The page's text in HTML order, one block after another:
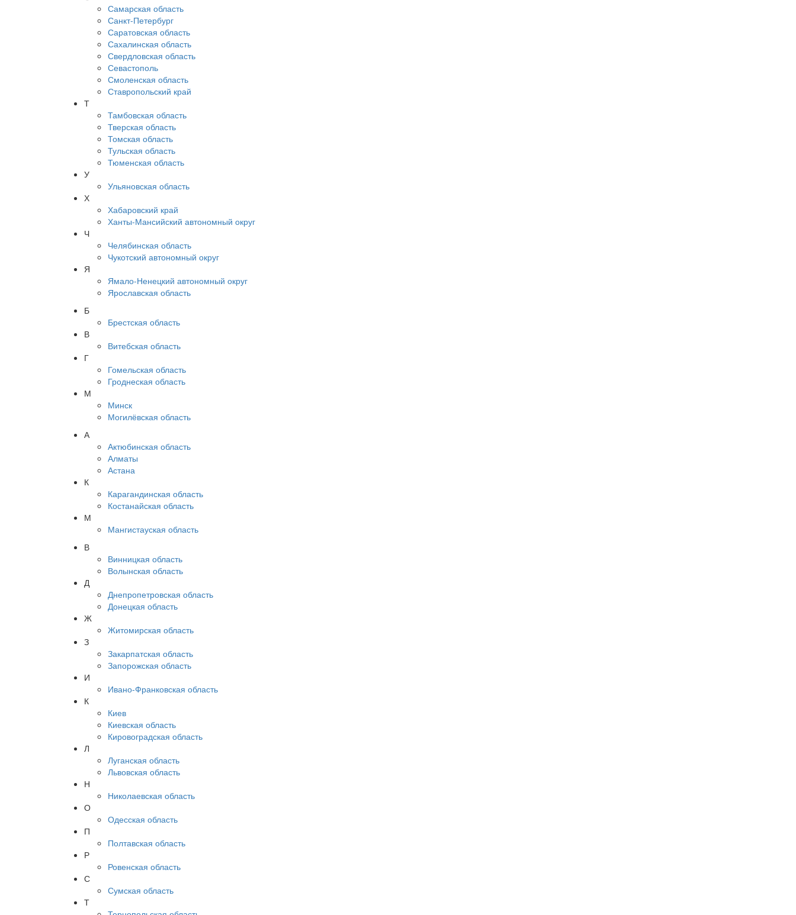
Самарская область
Санкт-Петербург
Саратовская область
Сахалинская область
Свердловская область
Севастополь
Смоленская область
Ставропольский край
Т
Тамбовская область
Тверская область
Томская область
Тульская область
Тюменская область
У
Ульяновская область
Х
Хабаровский край
Ханты-Мансийский автономный округ
Ч
Челябинская область
Чукотский автономный округ
Я
Ямало-Ненецкий автономный округ
Ярославская область
Б
Брестская область
В
Витебская область
Г
Гомельская область
Гроднеская область
М
Минск
Могилёвская область
А
Актюбинская область
Алматы
Астана
К
Карагандинская область
Костанайская область
М
Мангистауская область
В
Винницкая область
Волынская область
Д
Днепропетровская область
Донецкая область
Ж
Житомирская область
З
Закарпатская область
Запорожская область
И
Ивано-Франковская область
К
Киев
Киевская область
Кировоградская область
Л
Луганская область
Львовская область
Н
Николаевская область
О
Одесская область
П
Полтавская область
Р
Ровенская область
С
Сумская область
Т